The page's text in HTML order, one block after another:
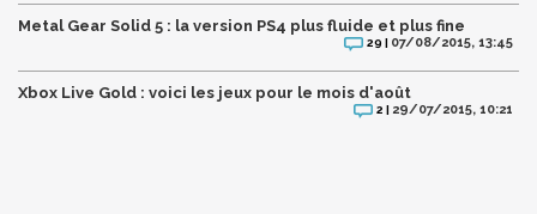
Metal Gear Solid 5 : la version PS4 plus fluide et plus fine
29 | 07/08/2015, 13:45
Xbox Live Gold : voici les jeux pour le mois d'août
2 | 29/07/2015, 10:21